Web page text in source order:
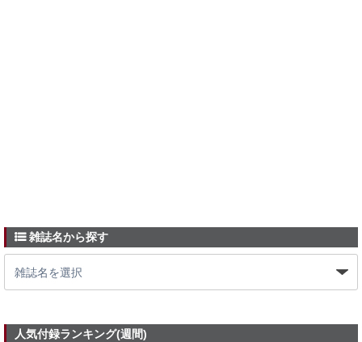
雑誌名から探す
人気付録ランキング(週間)